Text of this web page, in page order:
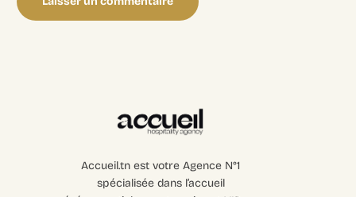
Accueil.tn est votre Agence N°1
spécialisée dans l’accueil